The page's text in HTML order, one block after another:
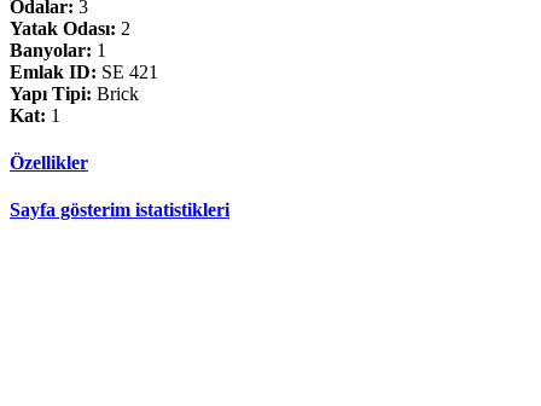
Odalar: 3
Yatak Odası: 2
Banyolar: 1
Emlak ID: SE 421
Yapı Tipi: Brick
Kat: 1
Özellikler
Sayfa gösterim istatistikleri